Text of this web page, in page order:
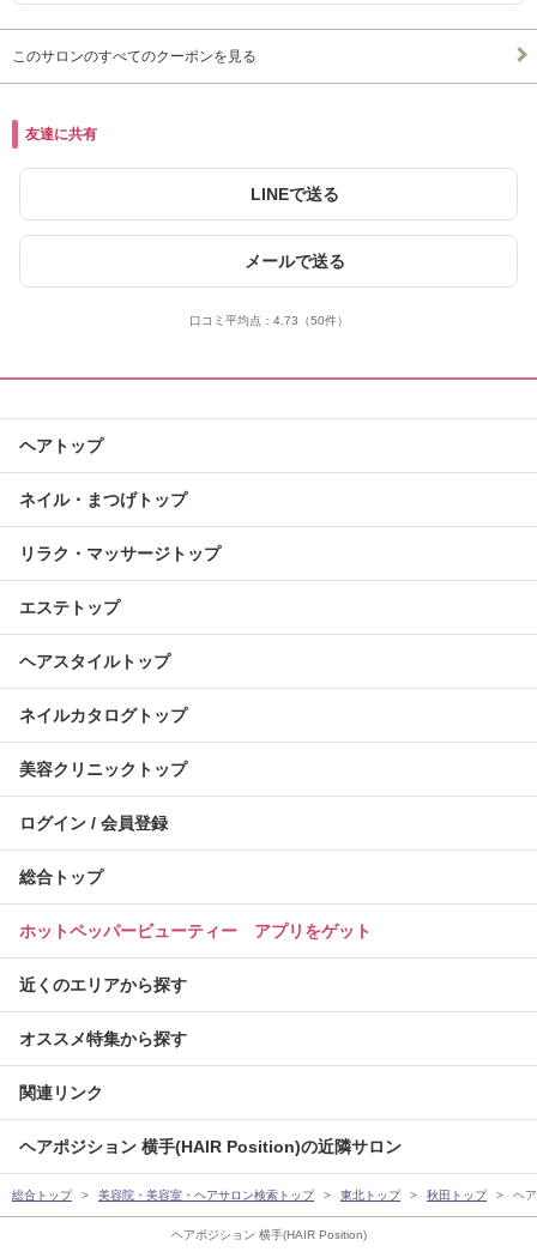
ヘアポジション 横手(HAIR Position)
このサロンのすべてのクーポンを見る
友達に共有
LINEで送る
メールで送る
口コミ平均点： 4.73 （50件）
ヘアトップ
ネイル・まつげトップ
リラク・マッサージトップ
エステトップ
ヘアスタイルトップ
ネイルカタログトップ
美容クリニックトップ
ログイン / 会員登録
総合トップ
ホットペッパービューティー アプリをゲット
近くのエリアから探す
オススメ特集から探す
関連リンク
ヘアポジション 横手(HAIR Position)の近隣サロン
総合トップ 美容院・美容室・ヘアサロン検索トップ 東北トップ 秋田トップ ヘ